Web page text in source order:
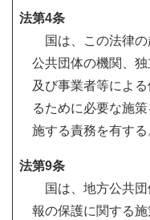
法第4条
国は、この法律
公共団体の機関、
及び事業者等によ
るために必要な施
施する責務を有する
法第9条
国は、地方公共
報の保護に関する